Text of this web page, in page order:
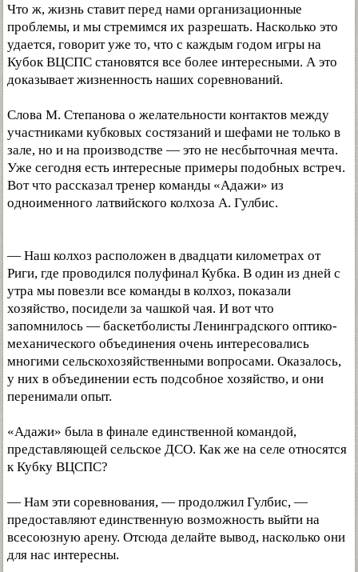
Что ж, жизнь ставит перед нами организационные
проблемы, и мы стремимся их разрешать. Насколько это
удается, говорит уже то, что с каждым годом игры на
Кубок ВЦСПС становятся все более интересными. А это
доказывает жизненность наших соревнований.
Слова М. Степанова о желательности контактов между
участниками кубковых состязаний и шефами не только в
зале, но и на производстве — это не несбыточная мечта.
Уже сегодня есть интересные примеры подобных встреч.
Вот что рассказал тренер команды «Адажи» из
одноименного латвийского колхоза А. Гулбис.
— Наш колхоз расположен в двадцати километрах от
Риги, где проводился полуфинал Кубка. В один из дней с
утра мы повезли все команды в колхоз, показали
хозяйство, посидели за чашкой чая. И вот что
запомнилось — баскетболисты Ленинградского оптико-
механического объединения очень интересовались
многими сельскохозяйственными вопросами. Оказалось,
у них в объединении есть подсобное хозяйство, и они
перенимали опыт.
«Адажи» была в финале единственной командой,
представляющей сельское ДСО. Как же на селе относятся
к Кубку ВЦСПС?
— Нам эти соревнования, — продолжил Гулбис, —
предоставляют единственную возможность выйти на
всесоюзную арену. Отсюда делайте вывод, насколько они
для нас интересны.